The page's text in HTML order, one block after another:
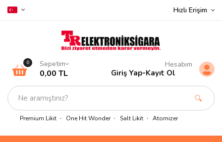
Hızlı Erişim
Premium Likit One Hit Wonder Salt Likit Atomizer
0 Sepetim
0,00 TL
Hesabım
Giriş Yap-Kayıt Ol